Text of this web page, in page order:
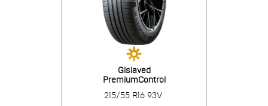
Gislaved
PremiumControl
215/55 R16 93V